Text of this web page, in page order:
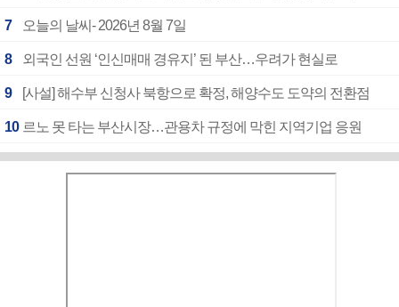
7 오늘의 날씨- 2026년 8월 7일
8 외국인 선원 ‘인신매매 경유지’ 된 부산…우려가 현실로
9 [사설] 해수부 신청사 북항으로 확정, 해양수도 도약의 전환점
10 르노 못 타는 부산시장…관용차 규정에 막힌 지역기업 응원